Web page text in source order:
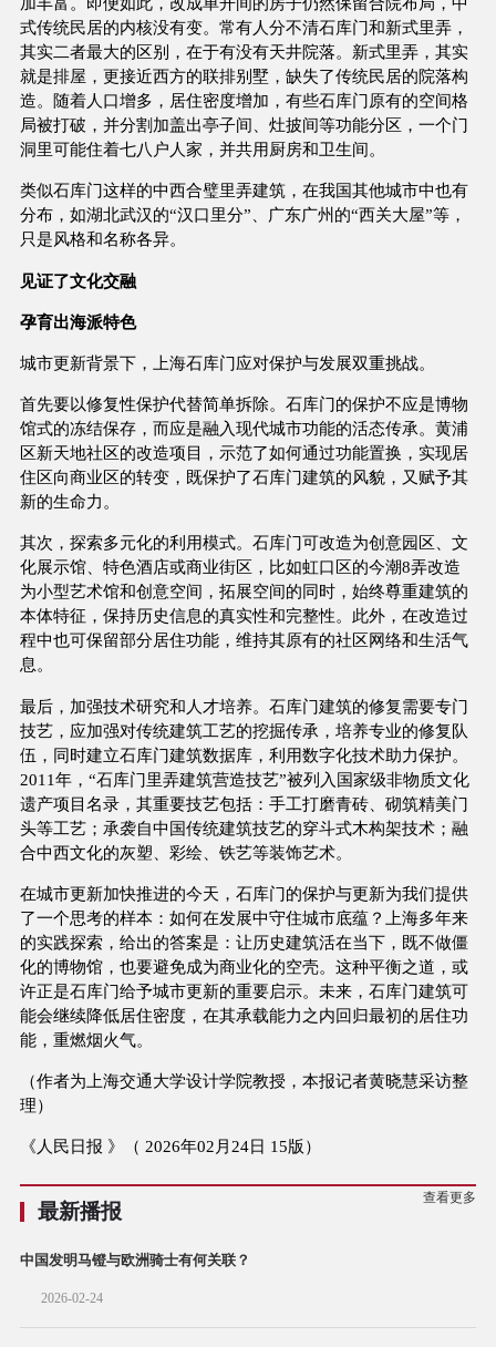
式传统民居的内核没有变。常有人分不清石库门和新式里弄，
其实二者最大的区别，在于有没有天井院落。新式里弄，其实
就是排屋，更接近西方的联排别墅，缺失了传统民居的院落构
造。随着人口增多，居住密度增加，有些石库门原有的空间格
局被打破，并分割加盖出亭子间、灶披间等功能分区，一个门
洞里可能住着七八户人家，并共用厨房和卫生间。
类似石库门这样的中西合璧里弄建筑，在我国其他城市中也有
分布，如湖北武汉的“汉口里分”、广东广州的“西关大屋”等，
只是风格和名称各异。
见证了文化交融
孕育出海派特色
城市更新背景下，上海石库门应对保护与发展双重挑战。
首先要以修复性保护代替简单拆除。石库门的保护不应是博物
馆式的冻结保存，而应是融入现代城市功能的活态传承。黄浦
区新天地社区的改造项目，示范了如何通过功能置换，实现居
住区向商业区的转变，既保护了石库门建筑的风貌，又赋予其
新的生命力。
其次，探索多元化的利用模式。石库门可改造为创意园区、文
化展示馆、特色酒店或商业街区，比如虹口区的今潮8弄改造
为小型艺术馆和创意空间，拓展空间的同时，始终尊重建筑的
本体特征，保持历史信息的真实性和完整性。此外，在改造过
程中也可保留部分居住功能，维持其原有的社区网络和生活气
息。
最后，加强技术研究和人才培养。石库门建筑的修复需要专门
技艺，应加强对传统建筑工艺的挖掘传承，培养专业的修复队
伍，同时建立石库门建筑数据库，利用数字化技术助力保护。
2011年，“石库门里弄建筑营造技艺”被列入国家级非物质文化
遗产项目名录，其重要技艺包括：手工打磨青砖、砌筑精美门
头等工艺；承袭自中国传统建筑技艺的穿斗式木构架技术；融
合中西文化的灰塑、彩绘、铁艺等装饰艺术。
在城市更新加快推进的今天，石库门的保护与更新为我们提供
了一个思考的样本：如何在发展中守住城市底蕴？上海多年来
的实践探索，给出的答案是：让历史建筑活在当下，既不做僵
化的博物馆，也要避免成为商业化的空壳。这种平衡之道，或
许正是石库门给予城市更新的重要启示。未来，石库门建筑可
能会继续降低居住密度，在其承载能力之内回归最初的居住功
能，重燃烟火气。
（作者为上海交通大学设计学院教授，本报记者黄晓慧采访整
理）
《人民日报 》（ 2026年02月24日 15版）
最新播报
查看更多
中国发明马镫与欧洲骑士有何关联？
2026-02-24